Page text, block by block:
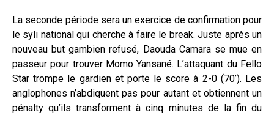
La seconde période sera un exercice de confirmation pour
le syli national qui cherche à faire le break. Juste après un
nouveau but gambien refusé, Daouda Camara se mue en
passeur pour trouver Momo Yansané. L’attaquant du Fello
Star trompe le gardien et porte le score à 2-0 (70’). Les
anglophones n’abdiquent pas pour autant et obtiennent un
pénalty qu’ils transforment à cinq minutes de la fin du